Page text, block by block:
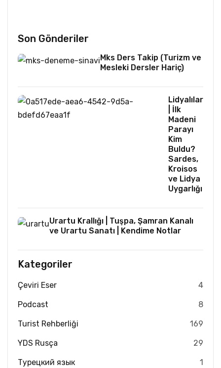
Son Gönderiler
Mks Ders Takip (Turizm ve
Mesleki Dersler Hariç)
Lidyalılar
| İlk
Madeni
Parayı
Kim
Buldu?
Sardes,
Kroisos
ve Lidya
Uygarlığı
Urartu Krallığı | Tuşpa, Şamran Kanalı
ve Urartu Sanatı | Kendime Notlar
Kategoriler
Çeviri Eser 4
Podcast 8
Turist Rehberliği 169
YDS Rusça 29
Турецкий язык 1